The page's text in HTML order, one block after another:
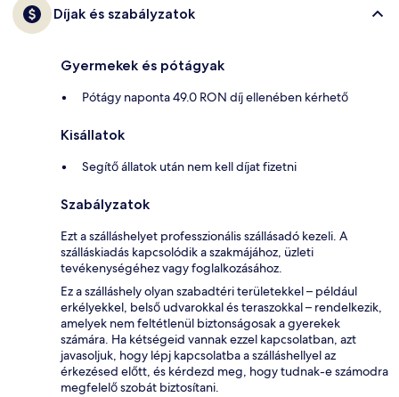
Díjak és szabályzatok
Gyermekek és pótágyak
Pótágy naponta 49.0 RON díj ellenében kérhető
Kisállatok
Segítő állatok után nem kell díjat fizetni
Szabályzatok
Ezt a szálláshelyet professzionális szállásadó kezeli. A
szálláskiadás kapcsolódik a szakmájához, üzleti
tevékenységéhez vagy foglalkozásához.
Ez a szálláshely olyan szabadtéri területekkel – például
erkélyekkel, belső udvarokkal és teraszokkal – rendelkezik,
amelyek nem feltétlenül biztonságosak a gyerekek
számára. Ha kétségeid vannak ezzel kapcsolatban, azt
javasoljuk, hogy lépj kapcsolatba a szálláshellyel az
érkezésed előtt, és kérdezd meg, hogy tudnak-e számodra
megfelelő szobát biztosítani.